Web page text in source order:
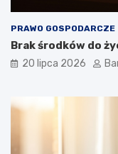
PRAWO GOSPODARCZE
Brak środków do
20 lipca 2026